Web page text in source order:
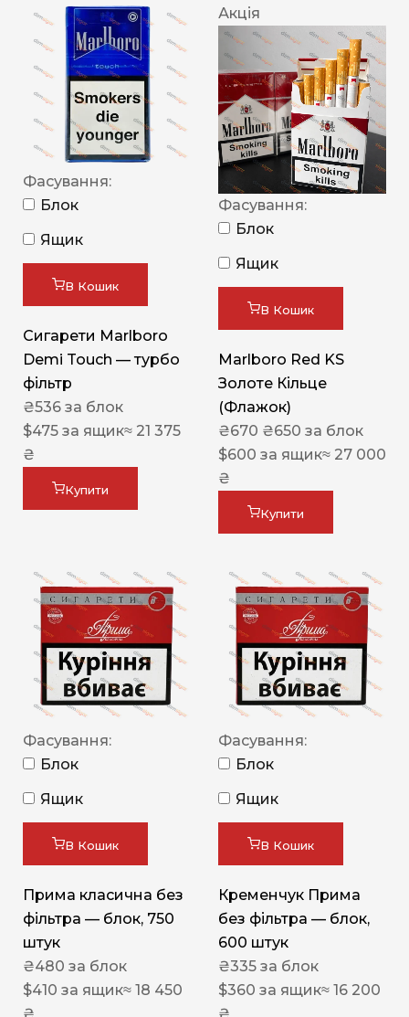
Фасування:
Блок
Ящик
В Кошик
Сигарети Marlboro
Demi Touch — турбо
фільтр
₴536 за блок
$475 за ящик≈ 21 375
₴
Купити
Акція
Фасування:
Блок
Ящик
В Кошик
Marlboro Red KS
Золоте Кільце
(Флажок)
₴670 ₴650 за блок
$600 за ящик≈ 27 000
₴
Купити
Фасування:
Блок
Ящик
В Кошик
Прима класична без
фільтра — блок, 750
штук
₴480 за блок
$410 за ящик≈ 18 450
Фасування:
Блок
Ящик
В Кошик
Кременчук Прима
без фільтра — блок,
600 штук
₴335 за блок
$360 за ящик≈ 16 200